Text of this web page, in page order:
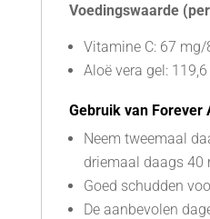
Voedingswaarde
Vitamine C: 67 mg/
Aloë vera gel:
Gebruik van Forever
Neem tweemaal
driemaal daags 40
Goed schudden
De aanbevolen